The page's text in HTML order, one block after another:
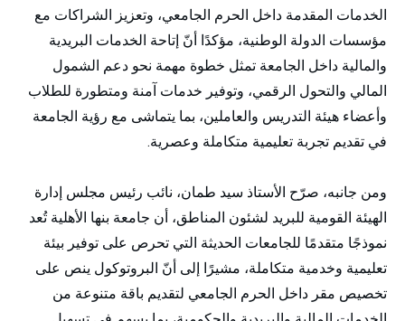
الخدمات المقدمة داخل الحرم الجامعي، وتعزيز الشراكات مع
مؤسسات الدولة الوطنية، مؤكدًا أنّ إتاحة الخدمات البريدية
والمالية داخل الجامعة تمثل خطوة مهمة نحو دعم الشمول
المالي والتحول الرقمي، وتوفير خدمات آمنة ومتطورة للطلاب
وأعضاء هيئة التدريس والعاملين، بما يتماشى مع رؤية الجامعة
في تقديم تجربة تعليمية متكاملة وعصرية.
ومن جانبه، صرّح الأستاذ سيد طمان، نائب رئيس مجلس إدارة
الهيئة القومية للبريد لشئون المناطق، أن جامعة بنها الأهلية تُعد
نموذجًا متقدمًا للجامعات الحديثة التي تحرص على توفير بيئة
تعليمية وخدمية متكاملة، مشيرًا إلى أنّ البروتوكول ينص على
تخصيص مقر داخل الحرم الجامعي لتقديم باقة متنوعة من